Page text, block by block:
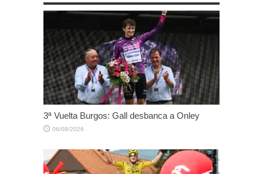
3ª Vuelta Burgos: Gall desbanca a Onley
06/08/2026